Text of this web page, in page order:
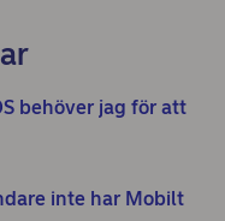
behöver jag för att
inte har Mobilt